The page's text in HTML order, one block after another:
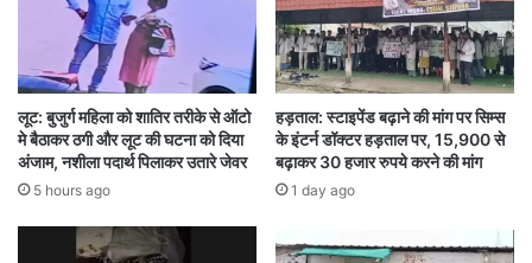
कार्रवाई से पुलिस विभाग में जवाबदेही और कानून का पालन
सुनिश्चित करने का संदेश भी गया है।
Akash Nishad alcohol smuggling case
Bilaspur
constable suspension false case
लूट: बुजुर्ग महिला को शातिर तरीके से ऑटो
मे बैठाकर ठगी और लूट की घटना को दिया
अंजाम, नशीला पदार्थ पिलाकर उतारे जेवर
5 hours ago
हड़ताल: स्टाइपेंड बढ़ाने की मांग पर सिम्स
के इंटर्न डॉक्टर हड़ताल पर, 15,900 से
बढ़ाकर 30 हजार रुपये करने की मांग
1 day ago